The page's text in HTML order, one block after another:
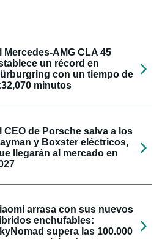
Mercedes-AMG CLA 45
un récord en
con un tiempo de
minutos
CEO de Porsche salva a los
y Boxster eléctricos,
llegarán al mercado en
arrasa con sus nuevos
enchufables:
supera las 100.000